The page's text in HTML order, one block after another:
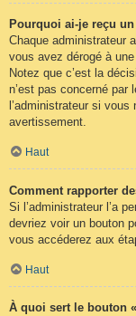
Pourquoi ai-je reçu
Chaque administrateur
vous avez dérogé à
Notez que c’est la
n’est pas concerné par
l’administrateur si
avertissement.
Haut
Comment rapporter
Si l’administrateur l’a
devriez voir un bouton
vous accéderez aux
Haut
À quoi sert le bouton